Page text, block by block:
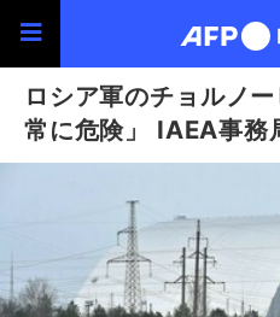
ロシア軍のチョルノ
常に危険」 IAEA事務